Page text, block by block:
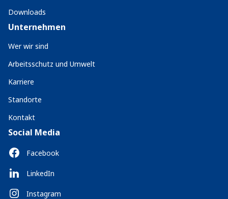
Downloads
Unternehmen
Wer wir sind
Arbeitsschutz und Umwelt
Karriere
Standorte
Kontakt
Social Media
Facebook
LinkedIn
Instagram